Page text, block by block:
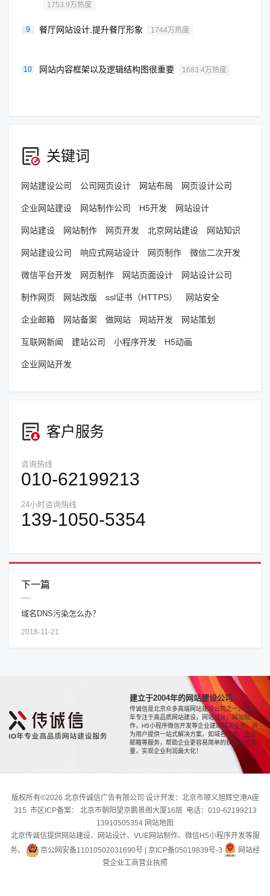
1753.9万热度
9 餐厅网站设计,提升餐厅形象 1744万热度
10 网站内容框架以及逻辑结构图很重要 1683.4万热度
关键词
网站建设公司 公司网页设计 网站布局 网页设计公司
企业网站建设 网站制作公司 H5开发 网站设计
网站建设 网站制作 网页开发 北京网站建设 网站知识
网站建设公司 响应式网站设计 网页制作 微信二次开发
微信平台开发 网页制作 网站页面设计 网站设计公司
制作网页 网站改版 ssl证书（HTTPS） 网站安全
企业邮箱 网站备案 做网站 网站开发 网站策划
互联网新闻 建站公司 小程序开发 H5动画
企业网站开发
客户服务
咨询热线
010-62199213
24小时咨询热线
139-1050-5354
下一篇
域名DNS污染怎么办？
2018-11-21
建立于2004年的网站建设公司
传诚信是北京众多高端网站建设公司之一，近20
年专注于高品质网站建设，网站设计，网站制
作，H5小程序微信开发等企业建站相关业务，并
为用户提供一站式解决方案，如域名注册，企业
邮箱等服务，帮助企业更容易简单的获取用户流
量，实现企业利润最大化！
版权所有©2026 北京传诚信广告有限公司 设计开发：北京市顺义旭辉空港A座
315 市区ICP备案： 北京市朝阳望京鹏景阁大厦16层 电话：010-62199213
13910505354 网站地图
北京传诚信提供网站建设、网站设计、VUE网站制作、微信H5小程序开发等服
务。
京公网安备11010502031690号 京ICP备05019839号-3
网站经
营企业工商营业执照